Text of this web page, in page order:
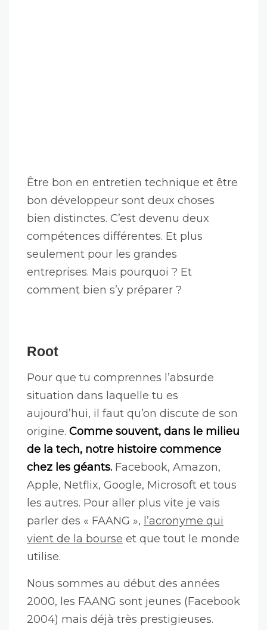
Être bon en entretien technique et être
bon développeur sont deux choses
bien distinctes. C’est devenu deux
compétences différentes. Et plus
seulement pour les grandes
entreprises. Mais pourquoi ? Et
comment bien s’y préparer ?
Root
Pour que tu comprennes l’absurde
situation dans laquelle tu es
aujourd’hui, il faut qu’on discute de son
origine. Comme souvent, dans le milieu
de la tech, notre histoire commence
chez les géants. Facebook, Amazon,
Apple, Netflix, Google, Microsoft et tous
les autres. Pour aller plus vite je vais
parler des « FAANG », l’acronyme qui
vient de la bourse et que tout le monde
utilise.
Nous sommes au début des années
2000, les FAANG sont jeunes (Facebook
2004) mais déjà très prestigieuses.